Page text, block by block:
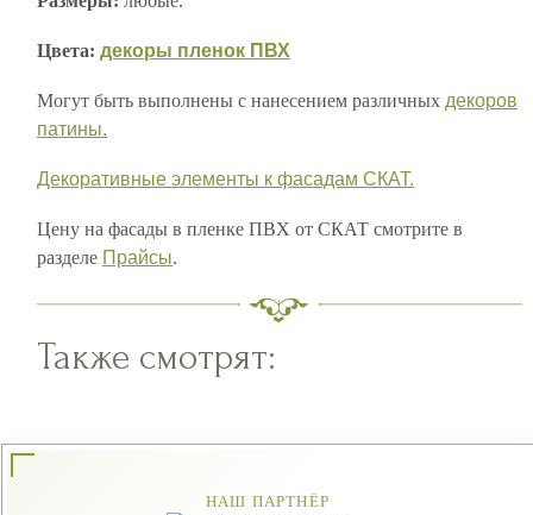
Цвета: декоры пленок ПВХ
Могут быть выполнены с нанесением различных декоров
патины.
Декоративные элементы к фасадам СКАТ.
Цену на фасады в пленке ПВХ от СКАТ смотрите в
разделе Прайсы.
Также смотрят:
НАШ ПАРТНЁР